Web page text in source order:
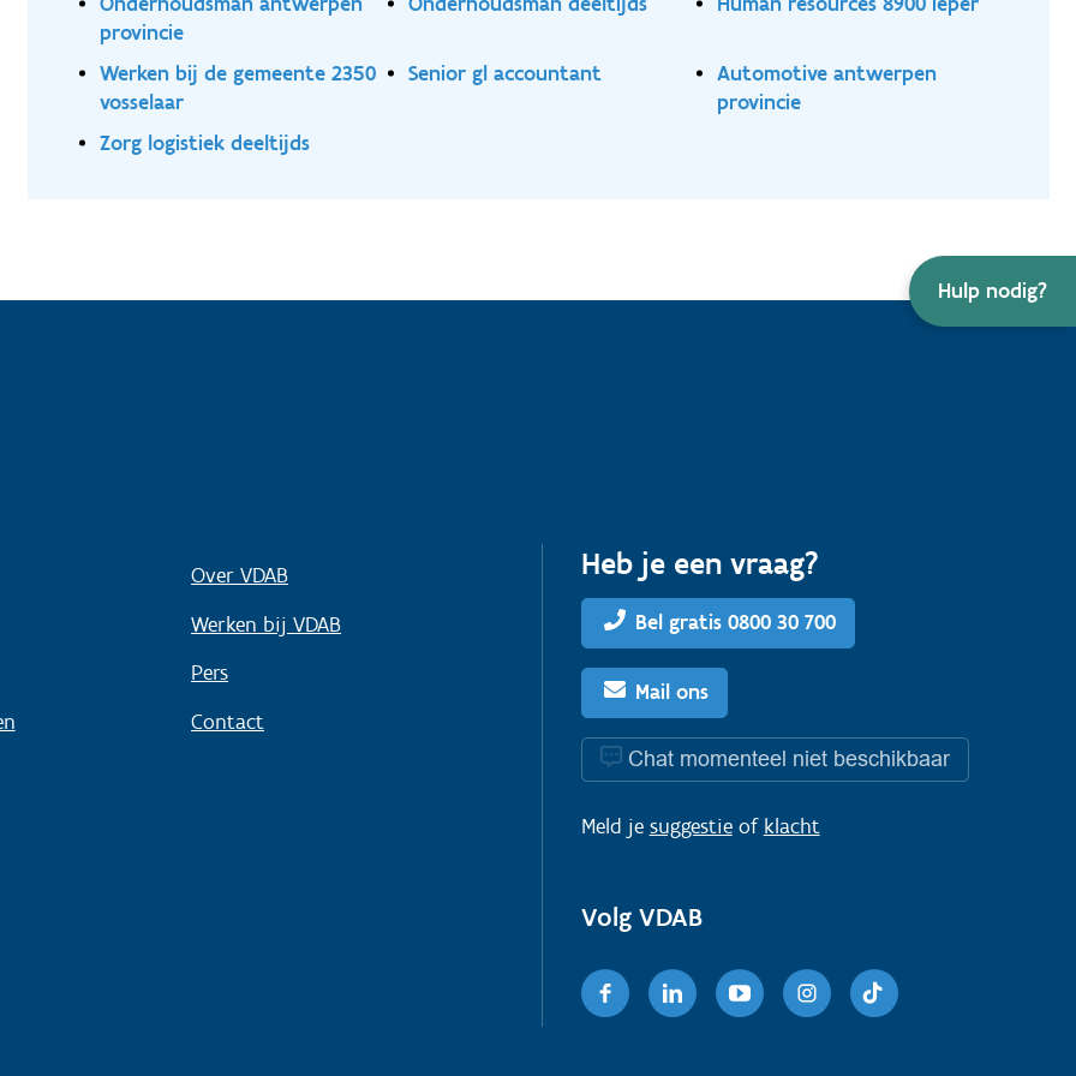
Hulp nodig?
provincie
Werken bij de gemeente 2350
vosselaar
Senior gl accountant
Automotive antwerpen
provincie
Zorg logistiek deeltijds
Over VDAB
Werken bij VDAB
Pers
Contact
Heb je een vraag?
Bel gratis 0800 30 700
Mail ons
Chat momenteel niet beschikbaar
Meld je suggestieof klacht
Volg VDAB
FacebookLinkedinYoutubeInstagram